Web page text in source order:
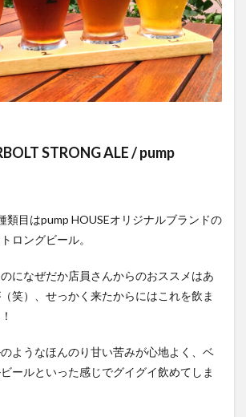
STRONG ALE / pump
類目はpump HOUSEオリジナルブランドの
ロングビール。
になぜだか店員さんからのおススメはあ
笑）、せっかく来たからにはこれを飲ま
ようなほんのり甘い苦みが心地よく、ベ
ールといった感じでグイグイ飲めてしま